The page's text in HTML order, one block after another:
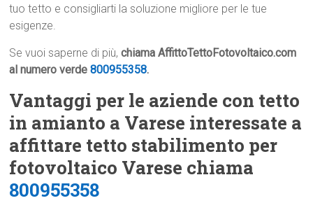
tuo tetto e consigliarti la soluzione migliore per le tue
esigenze.
Se vuoi saperne di più,chiama AffittoTettoFotovoltaico.com
al numero verde800955358.
Vantaggi per le aziende con tetto
in amianto a Varese interessate a
affittare tetto stabilimento per
fotovoltaico Varese chiama
800955358